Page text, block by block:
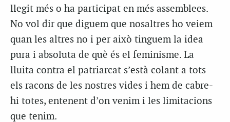
llegit més o ha participat en més assemblees.
No vol dir que diguem que nosaltres ho veiem
quan les altres no i per això tinguem la idea
pura i absoluta de què és el feminisme. La
lluita contra el patriarcat s’està colant a tots
els racons de les nostres vides i hem de cabre-
hi totes, entenent d’on venim i les limitacions
que tenim.